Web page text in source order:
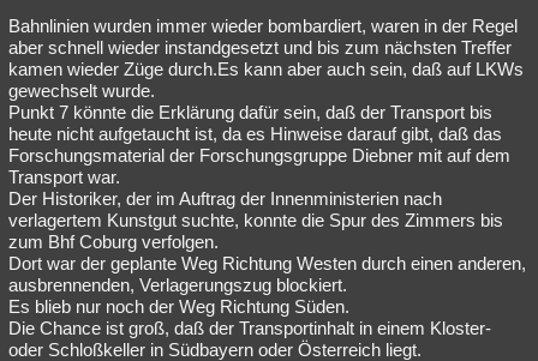
Bahnlinien wurden immer wieder bombardiert, waren in der Regel
aber schnell wieder instandgesetzt und bis zum nächsten Treffer
kamen wieder Züge durch.Es kann aber auch sein, daß auf LKWs
gewechselt wurde.
Punkt 7 könnte die Erklärung dafür sein, daß der Transport bis
heute nicht aufgetaucht ist, da es Hinweise darauf gibt, daß das
Forschungsmaterial der Forschungsgruppe Diebner mit auf dem
Transport war.
Der Historiker, der im Auftrag der Innenministerien nach
verlagertem Kunstgut suchte, konnte die Spur des Zimmers bis
zum Bhf Coburg verfolgen.
Dort war der geplante Weg Richtung Westen durch einen anderen,
ausbrennenden, Verlagerungszug blockiert.
Es blieb nur noch der Weg Richtung Süden.
Die Chance ist groß, daß der Transportinhalt in einem Kloster-
oder Schloßkeller in Südbayern oder Österreich liegt.